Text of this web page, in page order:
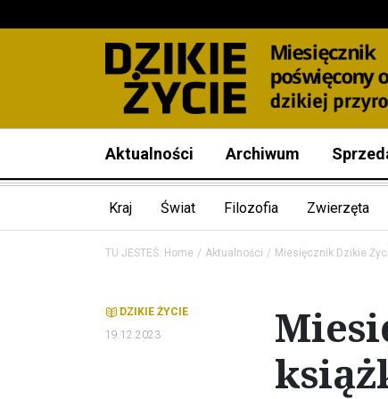
Aktualności Archiwum
Kraj Świat Filozofia Zwierzęta
TU JESTEŚ: Home Aktualności Miesięcznik Dzikie
DZIKIE ŻYCIE
19.12.2023